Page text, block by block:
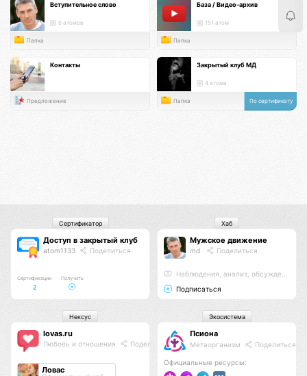
Вступительное слово
6 атомов
Папка
База / Видео-архив
151 атом
Папка
Контакты
Предложение
Закрытый клуб МД
4 атома
Папка По сертификату
Доступ в закрытый клуб
atom1133 Поделиться
Сертификации
2
Получить
Сертификатор
Мужское движение
md Поделиться
Наблюдения, анализ, обсуждения
Подписаться
Хаб
lovas.ru
Любовь и отношения Поделиться
Ловас
Нексус
Псиона
Метаорганизм Поделиться
Официальные ресурсы:
Экосистема